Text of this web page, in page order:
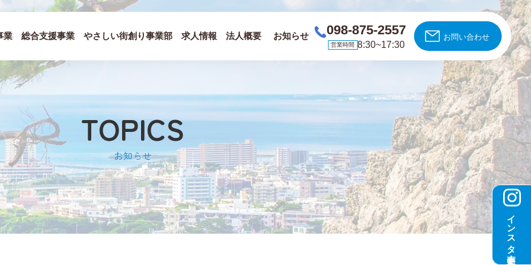
098-875-2557
営業時間 8:30~17:30
業 総合支援事業 やさしい街創り事業部 求人情報 法人概要 お知らせ お問い合わせ
インスタ更新中！
TOPICS
お知らせ